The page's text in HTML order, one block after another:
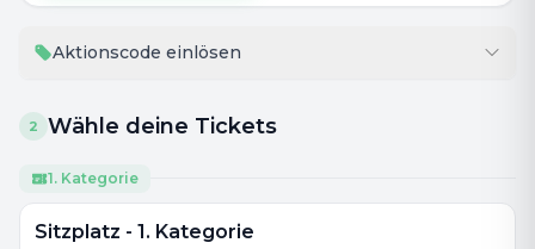
Aktionscode einlösen
2 Wähle deine Tickets
1. Kategorie
Sitzplatz - 1. Kategorie